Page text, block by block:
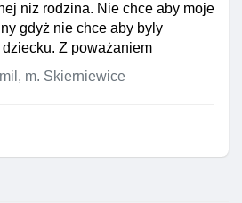
niz rodzina. Nie chce aby moje
gdyż nie chce aby byly
Z poważaniem
m. Skierniewice